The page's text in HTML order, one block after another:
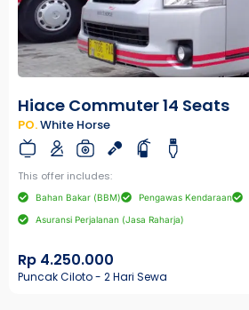
Hiace Commuter 14 Seats
PO.White Horse
This offer includes:
Bahan Bakar (BBM) Pengawas Kendaraan
Asuransi Perjalanan (Jasa Raharja)
Rp 4.250.000
Puncak Ciloto - 2 Hari Sewa